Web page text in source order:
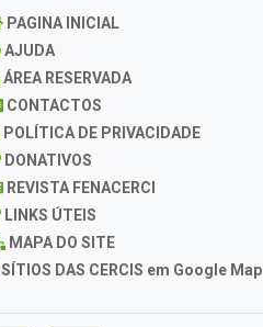
PAGINA INICIAL
AJUDA
ÁREA RESERVADA
CONTACTOS
POLÍTICA DE PRIVACIDADE
DONATIVOS
REVISTA FENACERCI
LINKS ÚTEIS
MAPA DO SITE
SÍTIOS DAS CERCIS em Google Map